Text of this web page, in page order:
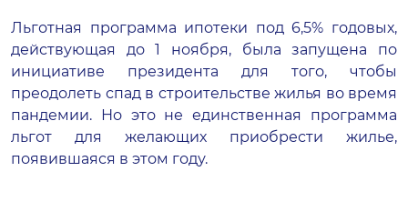
Льготная программа ипотеки под 6,5% годовых,
действующая до 1 ноября, была запущена по
инициативе президента для того, чтобы
преодолеть спад в строительстве жилья во время
пандемии. Но это не единственная программа
льгот для желающих приобрести жилье,
появившаяся в этом году.